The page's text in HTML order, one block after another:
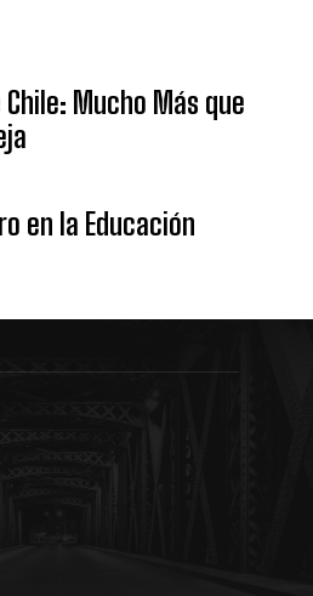
Mucho Más que
en la Educación